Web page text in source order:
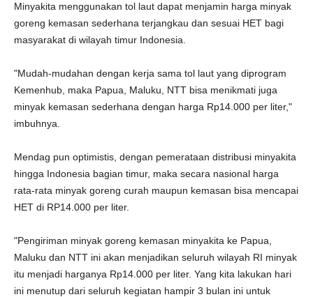
Minyakita menggunakan tol laut dapat menjamin harga minyak
goreng kemasan sederhana terjangkau dan sesuai HET bagi
masyarakat di wilayah timur Indonesia.
"Mudah-mudahan dengan kerja sama tol laut yang diprogram
Kemenhub, maka Papua, Maluku, NTT bisa menikmati juga
minyak kemasan sederhana dengan harga Rp14.000 per liter,"
imbuhnya.
Mendag pun optimistis, dengan pemerataan distribusi minyakita
hingga Indonesia bagian timur, maka secara nasional harga
rata-rata minyak goreng curah maupun kemasan bisa mencapai
HET di RP14.000 per liter.
"Pengiriman minyak goreng kemasan minyakita ke Papua,
Maluku dan NTT ini akan menjadikan seluruh wilayah RI minyak
itu menjadi harganya Rp14.000 per liter. Yang kita lakukan hari
ini menutup dari seluruh kegiatan hampir 3 bulan ini untuk